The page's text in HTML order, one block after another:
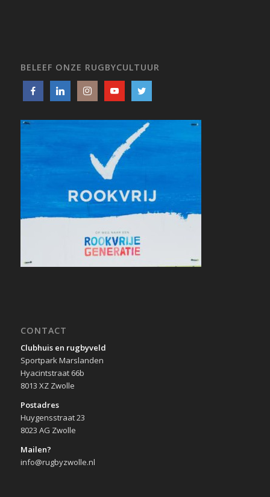
BELEEF ONZE RUGBYCULTUUR
CONTACT
Clubhuis en rugbyveld
Sportpark Marslanden
Hyacintstraat 66b
8013 XZ Zwolle
Postadres
Huygensstraat 23
8023 AG Zwolle
Mailen?
info@rugbyzwolle.nl